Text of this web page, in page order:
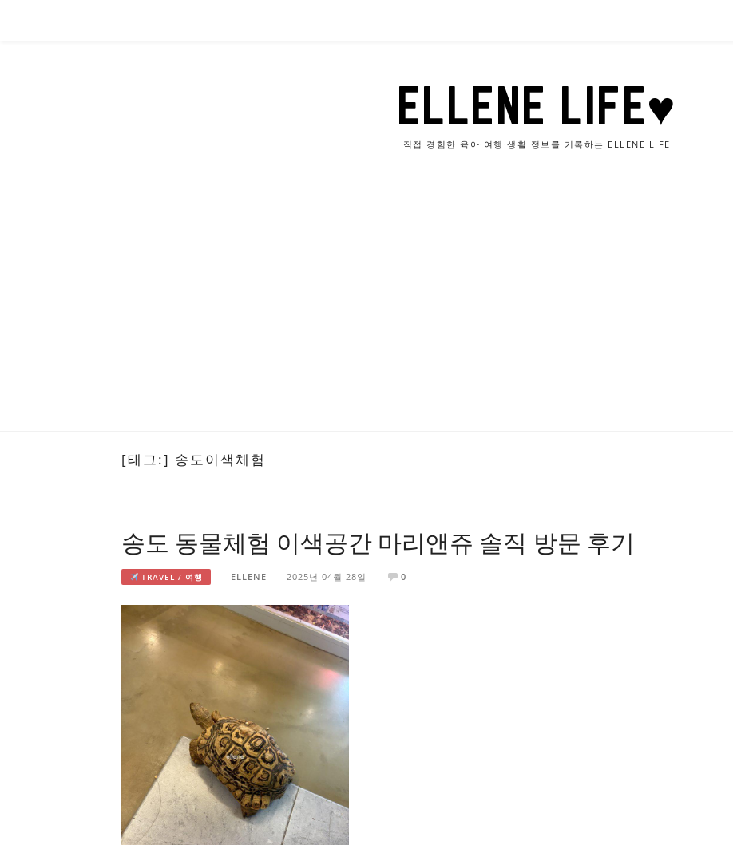
ELLENE LIFE♥
직접 경험한 육아·여행·생활 정보를 기록하는 ELLENE LIFE
[태그:] 송도이색체험
송도 동물체험 이색공간 마리앤쥬 솔직 방문 후기
TRAVEL / 여행 ELLENE 2025년 04월 28일 0